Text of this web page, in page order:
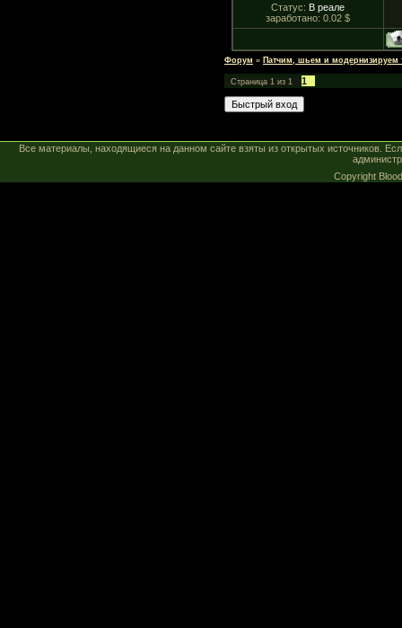
Статус: В реале
заработано: 0.02 $
Форум » Патчим, шьем и модернизируем
Страница 1 из 1 1
Все материалы, находящиеся на данном сайте взяты из открытых источников.
Copyright